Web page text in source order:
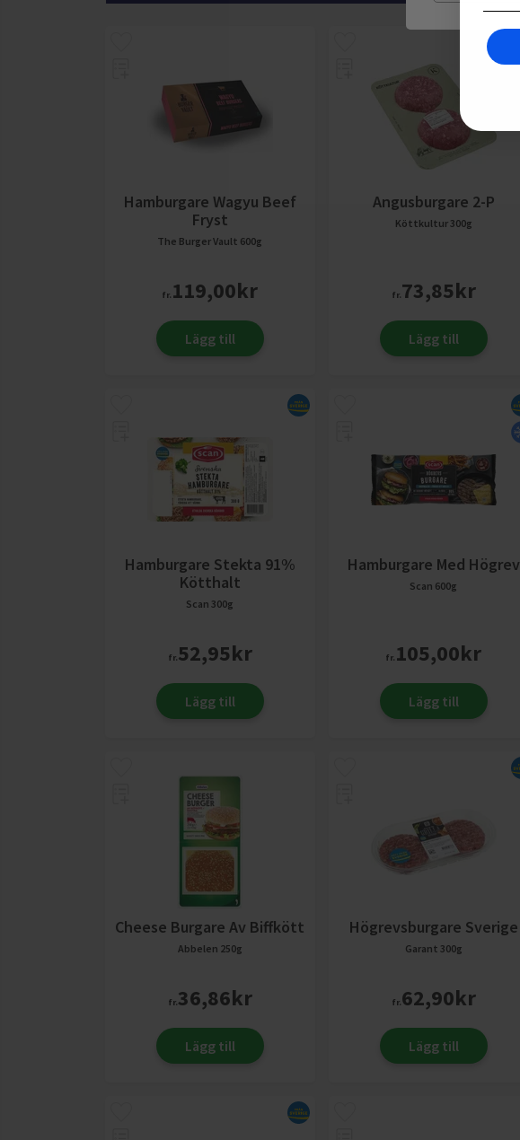
Hamburgare Wagyu Beef
Fryst
The Burger Vault 600g
fr. 119,00kr
Lägg till
Angusburgare 2-P
Köttkultur300g
fr.73,85kr
Lägg till
Hamburgare Stekta 91%
Kötthalt
Scan 300g
fr.52,95kr
Lägg till
Hamburgare Med Högrev
Scan 600g
fr. 105,00kr
Lägg till
Cheese Burgare Av Biffkött
Abbelen 250g
fr.36,86kr
Lägg till
Högrevsburgare Sverige
Garant 300g
fr.62,90kr
Lägg till